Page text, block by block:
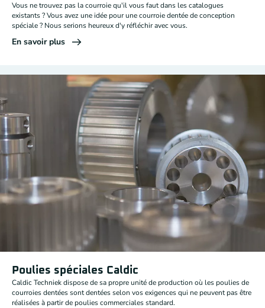
Vous ne trouvez pas la courroie qu'il vous faut dans les catalogues
existants ? Vous avez une idée pour une courroie dentée de conception
spéciale ? Nous serions heureux d'y réfléchir avec vous.
En savoir plus
Poulies spéciales Caldic
Caldic Techniek dispose de sa propre unité de production où les poulies de
courroies dentées sont dentées selon vos exigences qui ne peuvent pas être
réalisées à partir de poulies commerciales standard.